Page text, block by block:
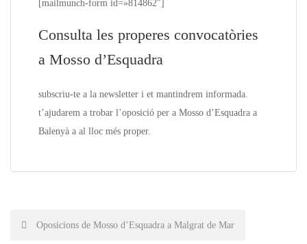
[mailmunch-form id=»814862″]
Consulta les properes convocatòries
a Mosso d’Esquadra
subscriu-te a la newsletter i et mantindrem informada.
t’ajudarem a trobar l’oposició per a Mosso d’Esquadra a
Balenyà a al lloc més proper.
PostOposicions de Mosso d’Esquadra a Malgrat de Mar